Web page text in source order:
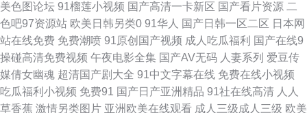
久久青草国产 欧美人妻导航 日本色天堂 天天肏视频 91在线欧 成人九一 黄
色电影地址 老湿影院福利区 欧美日韩AR 日韩A级片 五月激情乱伦网 做爱91
网站 91真人在线实操 wwww免费日本 伊人艹av www大男人影院 国产一线
美色图论坛 91榴莲小视频 国产高清一卡新区 国产看片资源 二
色吧97资源站 欧美日韩另类0 91华人 国产日韩一区二区 日本网
站在线免费 免费潮喷 91原创国产视频 成人吃瓜福利 国产在线9
操碰高清免费视频 午夜电影全集 国产AV无码 人妻系列 爱豆传
媒倩女幽魂 超清国产剧大全 91中文字幕在线 免费在线小视频
吃瓜福利小视频 免费91 国产日产亚洲精品 91社在线高清 人人
草香蕉 激情另类图片 亚洲欧美在线观看 成人三级成人三级 欧美